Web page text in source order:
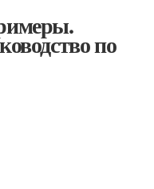
по